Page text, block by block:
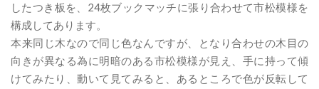
したつき板を、24枚ブックマッチに張り合わせて市松模様を
構成してあります。
本来同じ木なので同じ色なんですが、となり合わせの木目の
向きが異なる為に明暗のある市松模様が見え、手に持って傾
けてみたり、動いて見てみると、あるところで色が反転して